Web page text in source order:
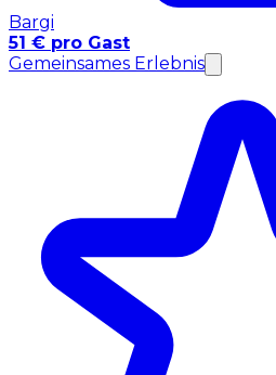
Bargi
51 € pro Gast
Gemeinsames Erlebnis